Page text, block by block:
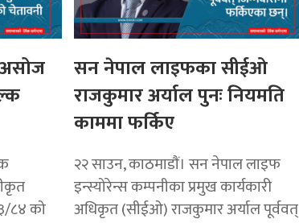
८४ को
सन नेपाल लाइफका सीईओ
राजकुमार अर्याल पुनः नियमति
काममा फर्किए
२२ साउन, काठमाडाैं। सन नेपाल लाइफ
इन्स्योरेन्स कम्पनीका प्रमुख कार्यकारी
अधिकृत (सीईओ) राजकुमार अर्याल पूर्ववत्